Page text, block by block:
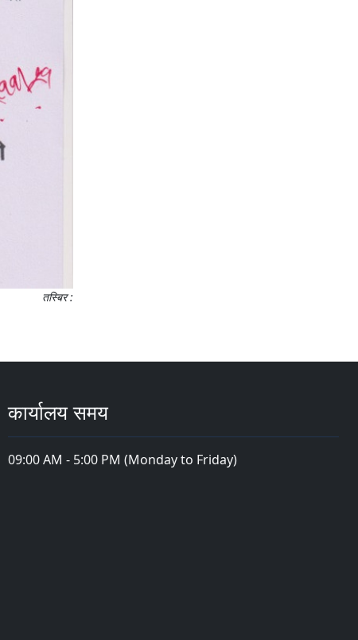
तस्बिर :
कार्यालय समय
09:00 AM - 5:00 PM (Monday to Friday)